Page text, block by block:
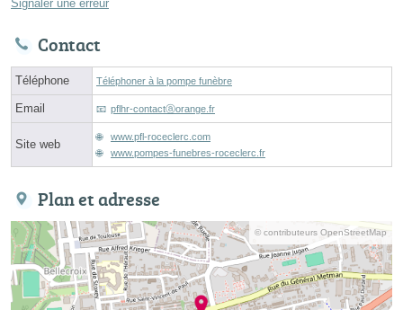
Signaler une erreur
Contact
Téléphone Téléphoner à la pompe funèbre
Email pflhr-contactⓐorange.fr
Site web
www.pfl-roceclerc.com
www.pompes-funebres-roceclerc.fr
Plan et adresse
© contributeurs OpenStreetMap